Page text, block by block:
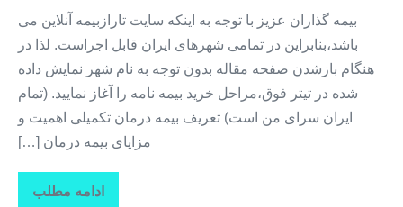
بیمه گذاران عزیز با توجه به اینکه سایت تارازبیمه آنلاین می
باشد،بنابراین در تمامی شهرهای ایران قابل اجراست. لذا در
هنگام بازشدن صفحه مقاله بدون توجه به نام شهر نمایش داده
شده در تیتر فوق،مراحل خرید بیمه نامه را آغاز نمایید. (تمام
ایران سرای من است) تعریف بیمه درمان تکمیلی اهمیت و
مزایای بیمه درمان […]
ادامه مطلب
تاراز